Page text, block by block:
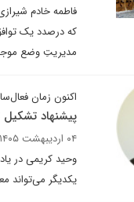
فاطمه خادم
که درصدد یک
مدیریتِ وضع
اکنون زمان
پیشنهاد تشکیل
۰۴ اردیبهشت ۱۴۰۵
وحید کریمی در
یکدیگر می‌تواند